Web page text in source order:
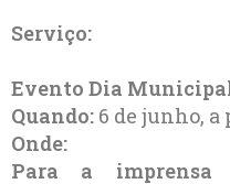
Serviço:
Evento Dia
Quando: 6 de junho, a
Onde:
Para a imprensa